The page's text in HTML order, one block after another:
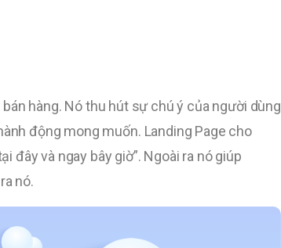
hàng. Nó thu hút sự chú ý của người dùng
động mong muốn. Landing Page cho
đây và ngay bây giờ”. Ngoài ra nó giúp
nó.